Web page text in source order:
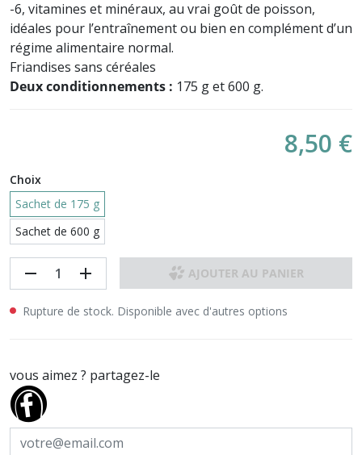
(9 avis)
-6, vitamines et minéraux, au vrai goût de poisson,
idéales pour l’entraînement ou bien en complément d’un
régime alimentaire normal.
Friandises sans céréales
Deux conditionnements : 175 g et 600 g.
8,50 €
Choix
Sachet de 175 g
Sachet de 600 g
remove add AJOUTER AU PANIER
Rupture de stock. Disponible avec d'autres options
vous aimez ? partagez-le